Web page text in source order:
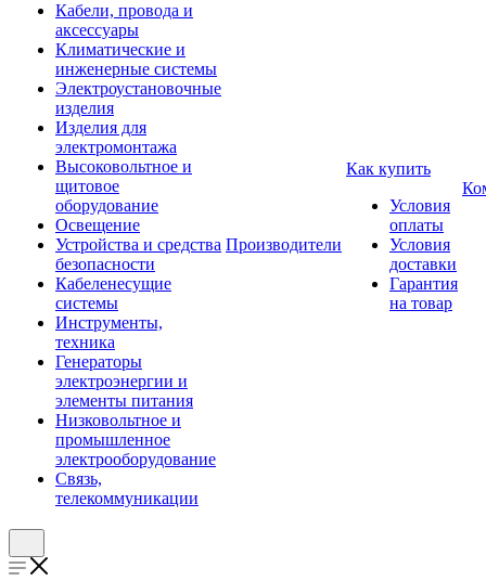
Кабели, провода и
аксессуары
Климатические и
инженерные системы
Электроустановочные
изделия
Изделия для
электромонтажа
Высоковольтное и
щитовое
оборудование
Освещение
Устройства и средства
безопасности
Кабеленесущие
системы
Инструменты,
техника
Генераторы
электроэнергии и
элементы питания
Низковольтное и
промышленное
электрооборудование
Связь,
телекоммуникации
Производители
Как купить
Условия
оплаты
Условия
доставки
Гарантия
на товар